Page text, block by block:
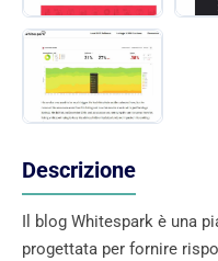
Descrizione
Il blog Whitespark è una
progettata per fornire